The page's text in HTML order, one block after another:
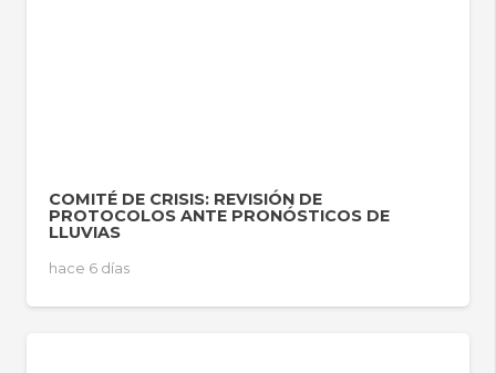
COMITÉ DE CRISIS: REVISIÓN DE
PROTOCOLOS ANTE PRONÓSTICOS DE
LLUVIAS
hace 6 días